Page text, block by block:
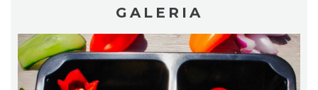
GALERIA